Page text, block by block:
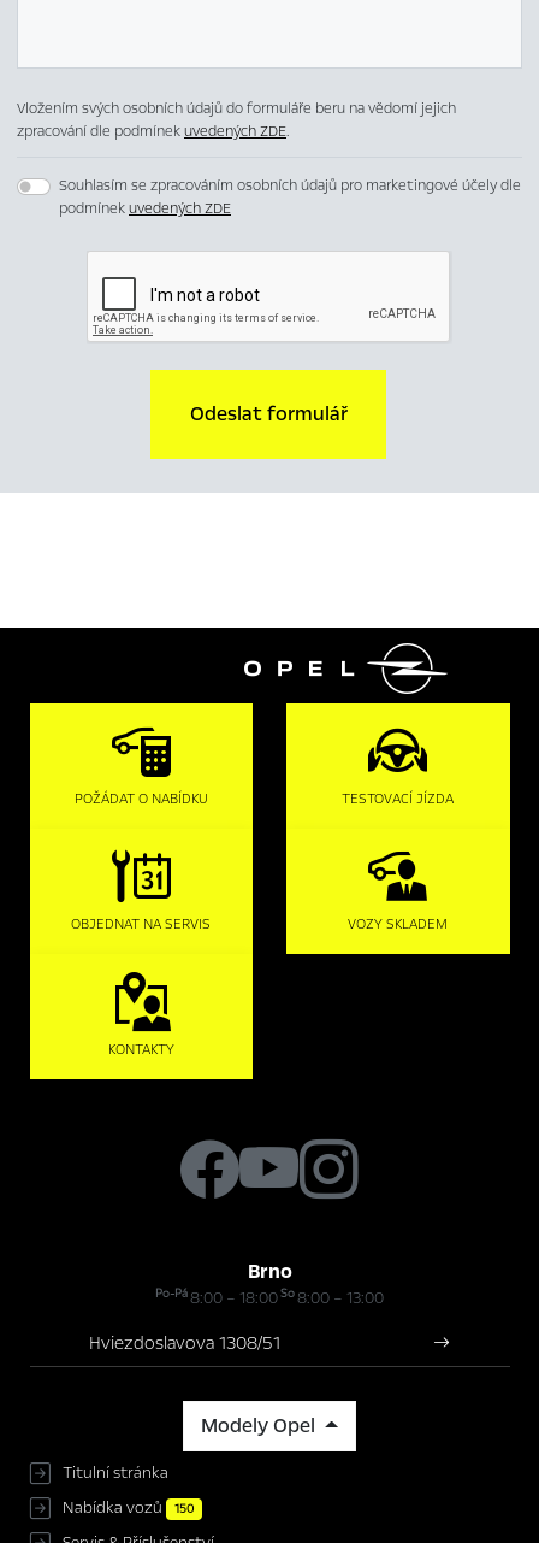
Vložením svých osobních údajů do formuláře beru na vědomí jejich
zpracování dle podmínekuvedených ZDE.
Souhlasím se zpracováním osobních údajů pro marketingové účely dle
podmínekuvedených ZDE
Odeslat formulář

POŽÁDAT O NABÍDKU TESTOVACÍ JÍZDA
OBJEDNAT NA SERVIS VOZY SKLADEM
KONTAKTY
Brno
Po-Pá8:00 – 18:00So8:00 – 13:00
Hviezdoslavova 1308/51
Modely Opel
Titulní stránka
Nabídka vozů
150